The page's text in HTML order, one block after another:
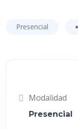
Presencial
Modalidad
Presencial